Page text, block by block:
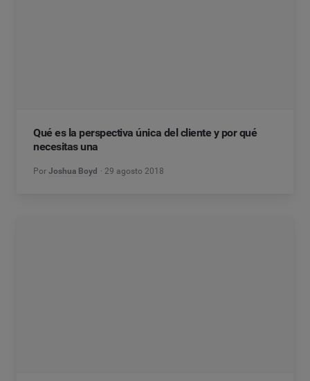
Qué es la perspectiva única del cliente y por qué
necesitas una
Por Joshua Boyd 29 agosto 2018